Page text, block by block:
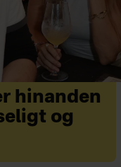
hinanden
og